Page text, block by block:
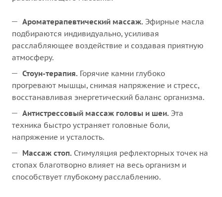
Ароматерапевтический массаж. Эфирные масла
подбираются индивидуально, усиливая
расслабляющее воздействие и создавая приятную
атмосферу.
Стоун-терапия. Горячие камни глубоко
прогревают мышцы, снимая напряжение и стресс,
восстанавливая энергетический баланс организма.
Антистрессовый массаж головы и шеи. Эта
техника быстро устраняет головные боли,
напряжение и усталость.
Массаж стоп. Стимуляция рефлекторных точек на
стопах благотворно влияет на весь организм и
способствует глубокому расслаблению.